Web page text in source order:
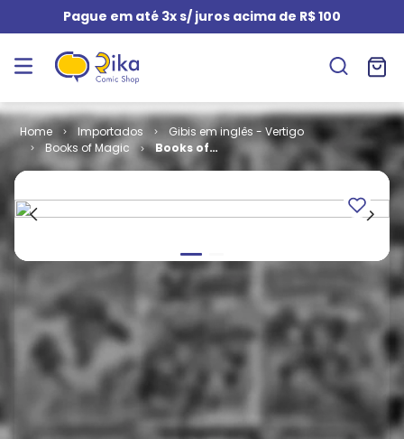
Pague em até 3x s/ juros acima de R$ 100
Importados
Gibis em inglês - Vertigo
Books of Magic
Books of
Magic -